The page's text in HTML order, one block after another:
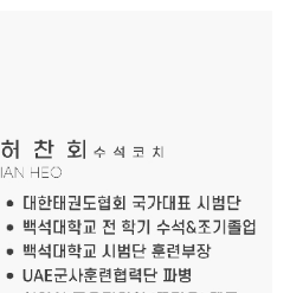
한 훌륭하신 교수님들 지도
였고, 여러 차례 수상 경험이
을 소개해 주세요. -졸업
근무하며 공공 공간 및 조경
고, 이러한 배경이 현재
지 이어졌습니다. 많은
업이 어떻게 연결될 수
저는 지금도 디자인을 하고
는 케어프렌즈의 대표로, 소파,